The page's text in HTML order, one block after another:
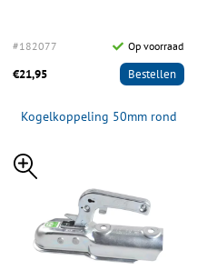
#182077 Op voorraad
€21,95 Bestellen
Kogelkoppeling 50mm rond